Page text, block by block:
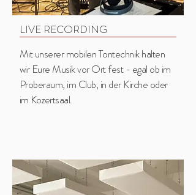
LIVE RECORDING
Mit unserer mobilen Tontechnik halten
wir Eure Musik vor Ort fest - egal ob im
Proberaum, im Club, in der Kirche oder
im Kozertsaal.​​